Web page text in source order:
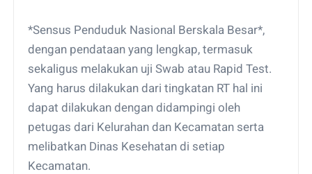
*Sensus Penduduk Nasional Berskala Besar*,
dengan pendataan yang lengkap, termasuk
sekaligus melakukan uji Swab atau Rapid Test.
Yang harus dilakukan dari tingkatan RT hal ini
dapat dilakukan dengan didampingi oleh
petugas dari Kelurahan dan Kecamatan serta
melibatkan Dinas Kesehatan di setiap
Kecamatan.